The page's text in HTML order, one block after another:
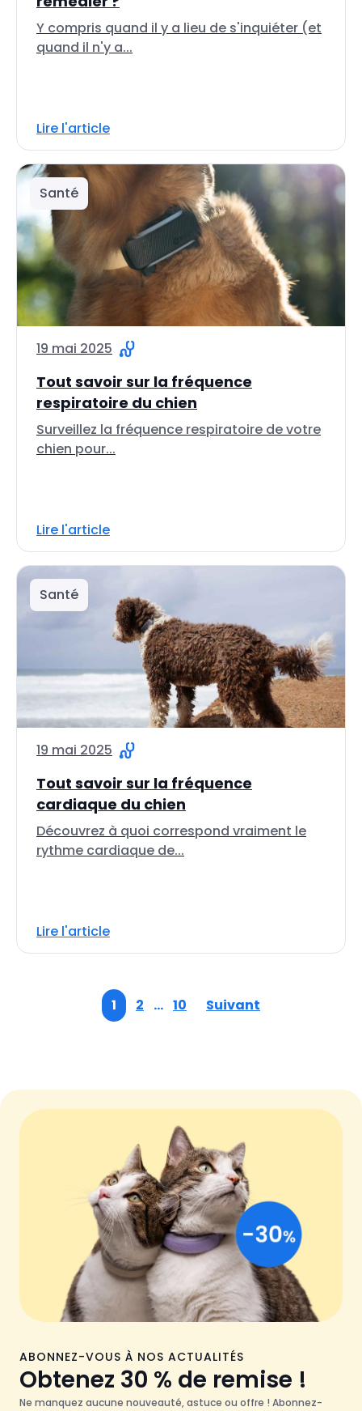
Y compris quand il y a lieu de s'inquiéter (et
quand il n'y a...
Lire l'article
Santé
19 mai 2025
Tout savoir sur la fréquence
respiratoire du chien
Surveillez la fréquence respiratoire de votre
chien pour...
Lire l'article
Santé
19 mai 2025
Tout savoir sur la fréquence
cardiaque du chien
Découvrez à quoi correspond vraiment le
rythme cardiaque de...
Lire l'article
1 2 … 10 Suivant
ABONNEZ-VOUS À NOS ACTUALITÉS
Obtenez 30 % de remise !
Ne manquez aucune nouveauté, astuce ou offre ! Abonnez-